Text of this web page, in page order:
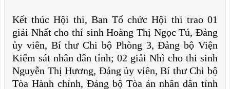
Kết thúc Hội thi, Ban Tổ chức Hội thi trao 01
giải Nhất cho thí sinh Hoàng Thị Ngọc Tú, Đảng
ủy viên, Bí thư Chi bộ Phòng 3, Đảng bộ Viện
Kiểm sát nhân dân tỉnh; 02 giải Nhì cho thi sinh
Nguyễn Thị Hương, Đảng ủy viên, Bí thư Chi bộ
Tòa Hành chính, Đảng bộ Tòa án nhân dân tỉnh